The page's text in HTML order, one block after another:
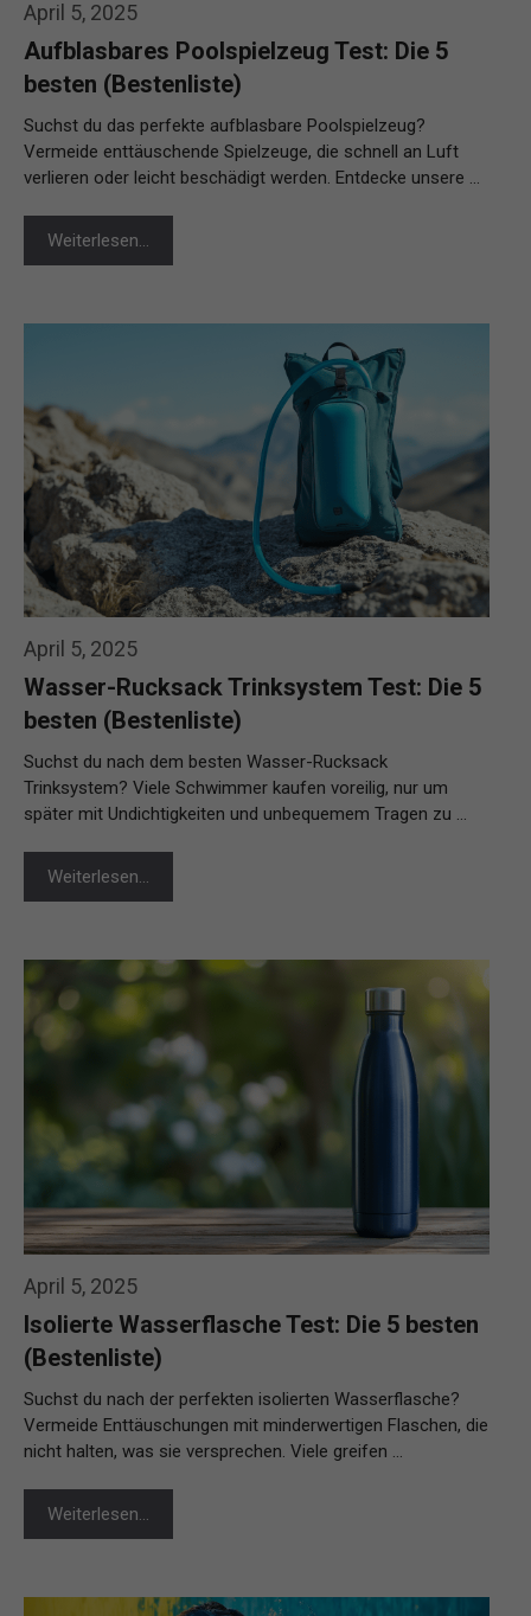
April 5, 2025
Aufblasbares Poolspielzeug Test: Die 5
besten (Bestenliste)
Suchst du das perfekte aufblasbare Poolspielzeug?
Vermeide enttäuschende Spielzeuge, die schnell an Luft
verlieren oder leicht beschädigt werden. Entdecke unsere …
Weiterlesen…
April 5, 2025
Wasser-Rucksack Trinksystem Test: Die 5
besten (Bestenliste)
Suchst du nach dem besten Wasser-Rucksack
Trinksystem? Viele Schwimmer kaufen voreilig, nur um
später mit Undichtigkeiten und unbequemem Tragen zu …
Weiterlesen…
April 5, 2025
Isolierte Wasserflasche Test: Die 5 besten
(Bestenliste)
Suchst du nach der perfekten isolierten Wasserflasche?
Vermeide Enttäuschungen mit minderwertigen Flaschen, die
nicht halten, was sie versprechen. Viele greifen …
Weiterlesen…